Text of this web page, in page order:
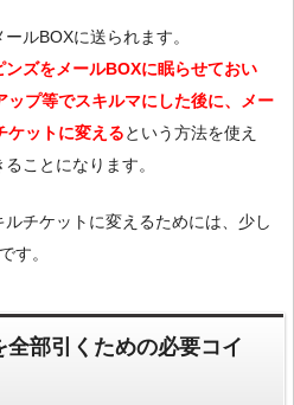
ルBOXに送られます。
ズをメールBOXに眠らせておい
プ等でスキルマにした後に、メー
ケットに変えるという方法を使え
ことになります。
チケットに変えるためには、少し
す。
全部引くための必要コイ